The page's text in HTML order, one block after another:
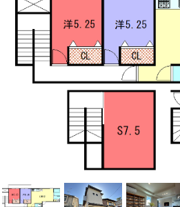
書類DL & 入居者さまへ
家族で住むならマンション？賃家？
一人暮らしの物件特集
ペット相談OKの賃貸！
ハウスメーカー施工特集！